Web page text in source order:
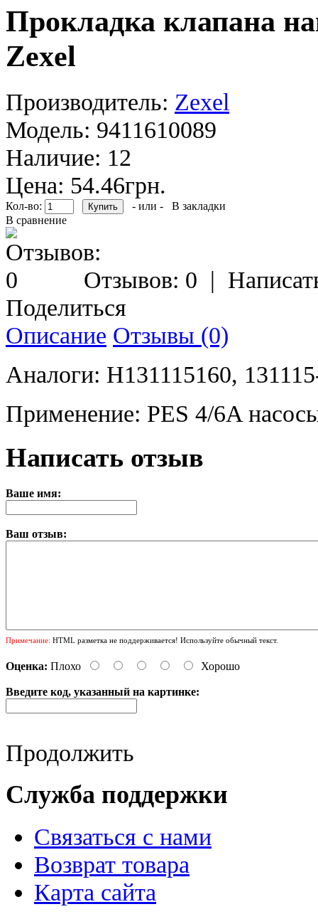
Прокладка клапана
Zexel
Производитель: Zexel
Модель: 9411610089
Наличие: 12
Цена: 54.46грн.
Кол-во: - или -
В закладки
В сравнение
Отзывов: 0 |
Поделиться
Описание Отзывы (0)
Аналоги: H131115160,
Применение: PES 4/6A
Написать отзыв
Ваше имя:
Ваш отзыв:
Примечание: HTML разметка не поддерживается! Используйте обычный текст.
Оценка: Плохо Хорошо
Введите код, указанный на картинке:
Продолжить
Служба поддержки
Связаться с нами
Возврат товара
Карта сайта